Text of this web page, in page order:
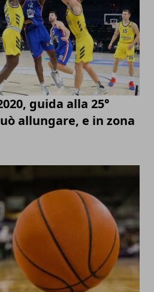
guida alla 25°
allungare, e in zona